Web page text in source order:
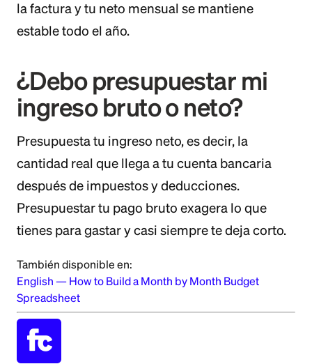
la factura y tu neto mensual se mantiene
estable todo el año.
¿Debo presupuestar mi
ingreso bruto o neto?
Presupuesta tu ingreso neto, es decir, la
cantidad real que llega a tu cuenta bancaria
después de impuestos y deducciones.
Presupuestar tu pago bruto exagera lo que
tienes para gastar y casi siempre te deja corto.
También disponible en:
English — How to Build a Month by Month Budget
Spreadsheet